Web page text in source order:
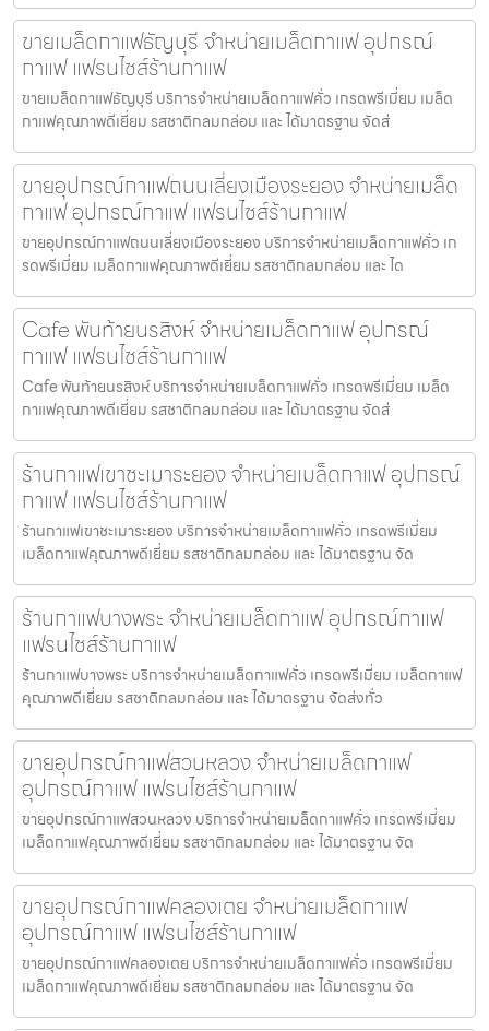
ขายเมล็ดกาแฟธัญบุรี จำหน่ายเมล็ดกาแฟ อุปกรณ์
กาแฟ แฟรนไชส์ร้านกาแฟ
ขายเมล็ดกาแฟธัญบุรี บริการจำหน่ายเมล็ดกาแฟคั่ว เกรดพรีเมี่ยม เมล็ด
กาแฟคุณภาพดีเยี่ยม รสชาติกลมกล่อม และ ได้มาตรฐาน จัดส่
ขายอุปกรณ์กาแฟถนนเลี่ยงเมืองระยอง จำหน่ายเมล็ด
กาแฟ อุปกรณ์กาแฟ แฟรนไชส์ร้านกาแฟ
ขายอุปกรณ์กาแฟถนนเลี่ยงเมืองระยอง บริการจำหน่ายเมล็ดกาแฟคั่ว เก
รดพรีเมี่ยม เมล็ดกาแฟคุณภาพดีเยี่ยม รสชาติกลมกล่อม และ ได
Cafe พันท้ายนรสิงห์ จำหน่ายเมล็ดกาแฟ อุปกรณ์
กาแฟ แฟรนไชส์ร้านกาแฟ
Cafe พันท้ายนรสิงห์ บริการจำหน่ายเมล็ดกาแฟคั่ว เกรดพรีเมี่ยม เมล็ด
กาแฟคุณภาพดีเยี่ยม รสชาติกลมกล่อม และ ได้มาตรฐาน จัดส่
ร้านกาแฟเขาชะเมาระยอง จำหน่ายเมล็ดกาแฟ อุปกรณ์
กาแฟ แฟรนไชส์ร้านกาแฟ
ร้านกาแฟเขาชะเมาระยอง บริการจำหน่ายเมล็ดกาแฟคั่ว เกรดพรีเมี่ยม
เมล็ดกาแฟคุณภาพดีเยี่ยม รสชาติกลมกล่อม และ ได้มาตรฐาน จัด
ร้านกาแฟบางพระ จำหน่ายเมล็ดกาแฟ อุปกรณ์กาแฟ
แฟรนไชส์ร้านกาแฟ
ร้านกาแฟบางพระ บริการจำหน่ายเมล็ดกาแฟคั่ว เกรดพรีเมี่ยม เมล็ดกาแฟ
คุณภาพดีเยี่ยม รสชาติกลมกล่อม และ ได้มาตรฐาน จัดส่งทั่ว
ขายอุปกรณ์กาแฟสวนหลวง จำหน่ายเมล็ดกาแฟ
อุปกรณ์กาแฟ แฟรนไชส์ร้านกาแฟ
ขายอุปกรณ์กาแฟสวนหลวง บริการจำหน่ายเมล็ดกาแฟคั่ว เกรดพรีเมี่ยม
เมล็ดกาแฟคุณภาพดีเยี่ยม รสชาติกลมกล่อม และ ได้มาตรฐาน จัด
ขายอุปกรณ์กาแฟคลองเตย จำหน่ายเมล็ดกาแฟ
อุปกรณ์กาแฟ แฟรนไชส์ร้านกาแฟ
ขายอุปกรณ์กาแฟคลองเตย บริการจำหน่ายเมล็ดกาแฟคั่ว เกรดพรีเมี่ยม
เมล็ดกาแฟคุณภาพดีเยี่ยม รสชาติกลมกล่อม และ ได้มาตรฐาน จัด